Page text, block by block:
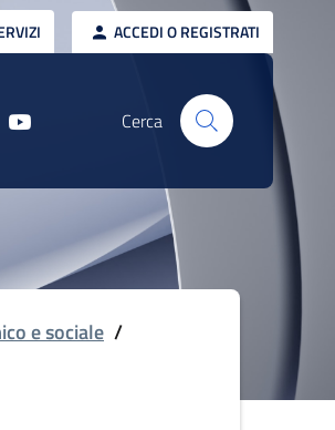
ACCEDI O REGISTRATI
Cerca
e sociale /